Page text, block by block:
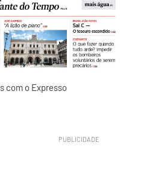
com o Expresso